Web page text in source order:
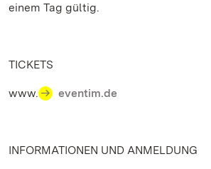
einem Tag gültig.
TICKETS
www. eventim.de
INFORMATIONEN UND ANMELDUNG